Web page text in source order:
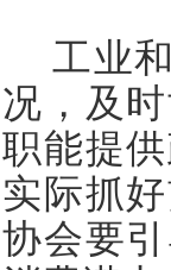
工业和
况，及
职能提
实际抓
协会要